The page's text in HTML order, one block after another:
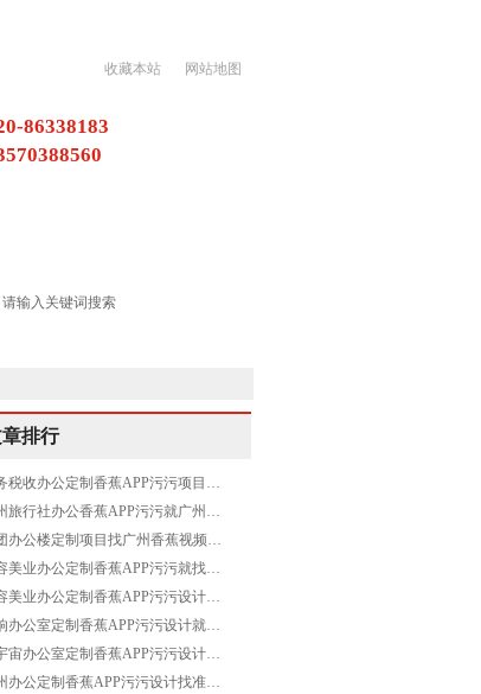
收藏本站 网站地图
86338183
排行
财务税收办公定制香蕉APP污污项目就来香蕉视频色多多装饰
广州旅行社办公香蕉APP污污就广州香蕉视频色多多装饰
集团办公楼定制项目找广州香蕉视频色多多装饰
美容美业办公定制香蕉APP污污就找香蕉视频色多多装饰设计
美容美业办公定制香蕉APP污污设计就找香蕉视频色多多装饰
音响办公室定制香蕉APP污污设计就找香蕉视频色多多装饰
元宇宙办公室定制香蕉APP污污设计就找香蕉视频色多多装饰
广州办公定制香蕉APP污污设计找准广州香蕉视频色多多装饰